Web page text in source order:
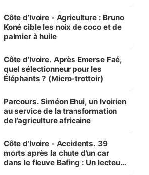
Côte d’Ivoire - Agriculture : Bruno
Koné cible les noix de coco et de
palmier à huile
Côte d’Ivoire. Après Emerse Faé,
quel sélectionneur pour les
Éléphants ? (Micro-trottoir)
Parcours. Siméon Ehui, un Ivoirien
au service de la transformation
de l’agriculture africaine
Côte d’Ivoire - Accidents. 39
morts après la chute d’un car
dans le fleuve Bafing : Un lecteur